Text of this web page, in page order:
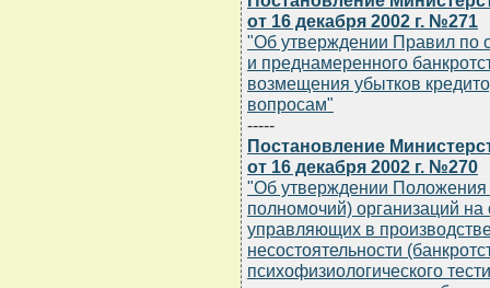
от 16 декабря 2002 г. №271
"Об утверждении Правил по
и преднамеренного
возмещения убытков
вопросам"
-----
Постановление
от 16 декабря 2002 г. №270
"Об утверждении Положения
полномочий) организаций
управляющих в
несостоятельности
психофизиологического